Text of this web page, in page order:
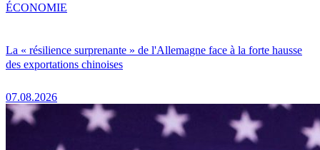
La « résilience surprenante » de l'Allemagne face à la forte hausse
des exportations chinoises
07.08.2026
ÉCONOMIE